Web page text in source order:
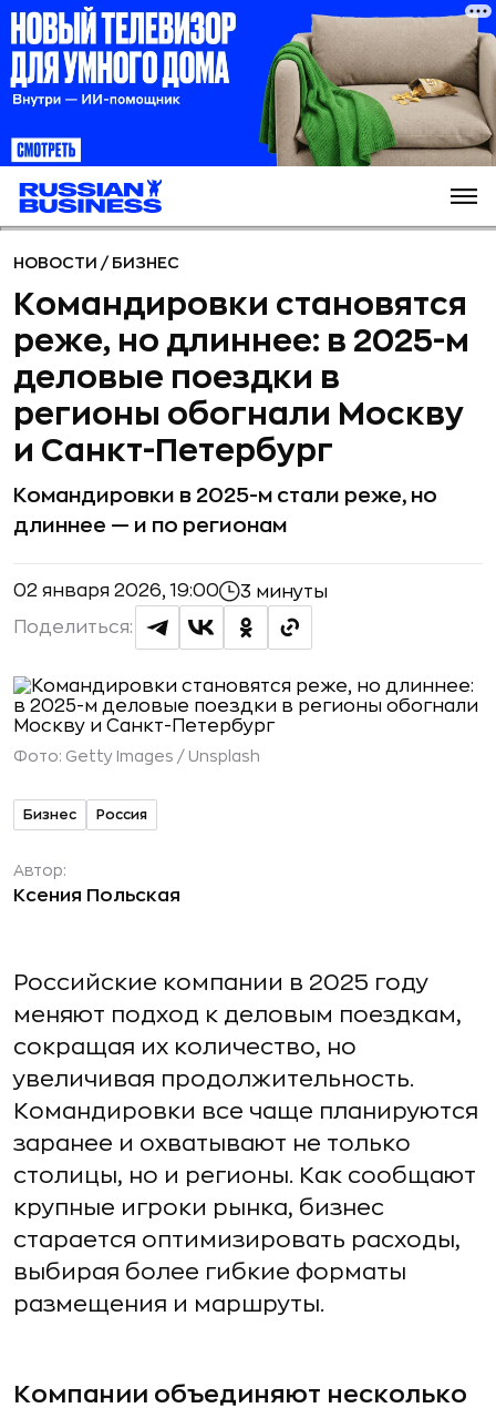
НОВОСТИ / БИЗНЕС
Командировки становятся
реже, но длиннее: в 2025-м
деловые поездки в
регионы обогнали Москву
и Санкт-Петербург
Командировки в 2025-м стали реже, но
длиннее — и по регионам
02 января 2026, 19:00 3 минуты
Поделиться:
Фото: Getty Images / Unsplash
Бизнес Россия
Автор:
Ксения Польская
Российские компании в 2025 году
меняют подход к деловым поездкам,
сокращая их количество, но
увеличивая продолжительность.
Командировки все чаще планируются
заранее и охватывают не только
столицы, но и регионы. Как сообщают
крупные игроки рынка, бизнес
старается оптимизировать расходы,
выбирая более гибкие форматы
размещения и маршруты.
Компании объединяют несколько